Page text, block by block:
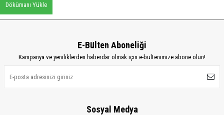
Dökümanı Yükle
E-Bülten Aboneliği
Kampanya ve yeniliklerden haberdar olmak için e-bültenimize abone olun!
Sosyal Medya